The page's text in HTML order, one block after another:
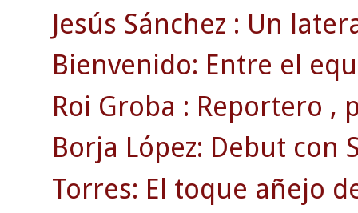
Jesús Sánchez : Un
Bienvenido: Entre el
Roi Groba : Reportero ,
Borja López: Debut con
Torres: El toque añejo